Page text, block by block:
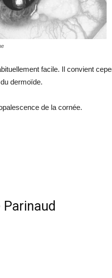
facile. Il convient
dermoïde.
de la cornée.